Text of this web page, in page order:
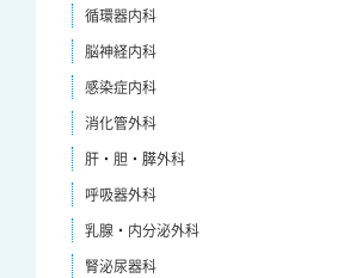
循環器内科
脳神経内科
感染症内科
消化管外科
肝・胆・膵外科
呼吸器外科
乳腺・内分泌外科
腎泌尿器科